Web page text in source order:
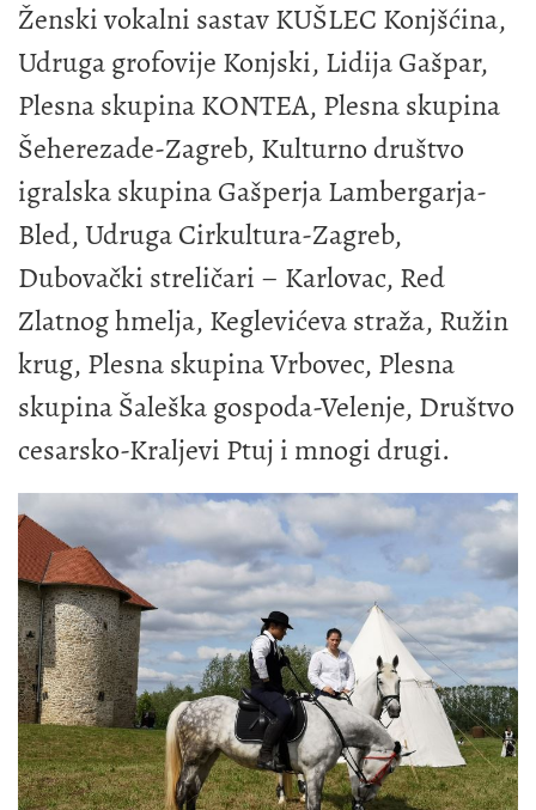
Ženski vokalni sastav KUŠLEC Konjšćina,
Udruga grofovije Konjski, Lidija Gašpar,
Plesna skupina KONTEA, Plesna skupina
Šeherezade-Zagreb, Kulturno društvo
igralska skupina Gašperja Lambergarja-
Bled, Udruga Cirkultura-Zagreb,
Dubovački streličari – Karlovac, Red
Zlatnog hmelja, Keglevićeva straža, Ružin
krug, Plesna skupina Vrbovec, Plesna
skupina Šaleška gospoda-Velenje, Društvo
cesarsko-Kraljevi Ptuj i mnogi drugi.